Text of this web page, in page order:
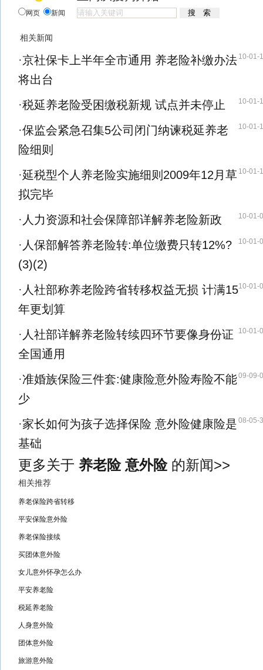
网页 新闻
相关新闻
10-01-
·京社保卡上半年全市通用 养老险补缴办法
将出台
10-01-
·税延养老险受困缴税新规 试点并未停止
10-01-
·保监会紧急召集5公司闭门纳谏税延养老
险细则
10-01-
·延税型个人养老险实施细则2009年12月草
拟完毕
10-01-
· 人力资源和社会保障部详解养老险新政
10-01-
· 人保部解答养老险转:单位缴费只转12%?
(3)(2)
10-01-
· 人社部称养老险跨省转移权益无损 计满15
年更划算
10-01-
· 人社部详解养老险转续四环节要像身份证
全国通用
09-09-
·准婚族保险三件套:健康险意外险寿险不能
少
08-05-
·家长如何为孩子选择保险 意外险健康险是
基础
更多关于 养老险 意外险的新闻>>
相关推荐
养老保险跨省转移
平安保险意外险
养老保险接续
买团体意外险
女儿意外怀孕怎么办
平安养老险
税延养老险
人身意外险
团体意外险
旅游意外险